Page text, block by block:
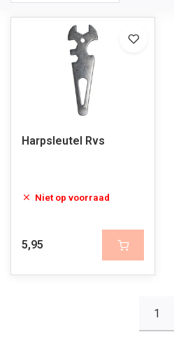
Harpsleutel Rvs
Niet op voorraad
5,95
1